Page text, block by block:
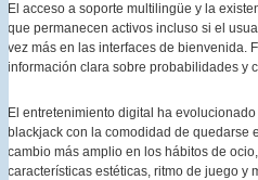
El acceso a soporte multilingüe y la
que permanecen activos incluso si el
vez más en las interfaces de bienvenida.
información clara sobre probabilidades y
El entretenimiento digital ha
blackjack con la comodidad de quedarse
cambio más amplio en los hábitos de
características estéticas, ritmo de juego